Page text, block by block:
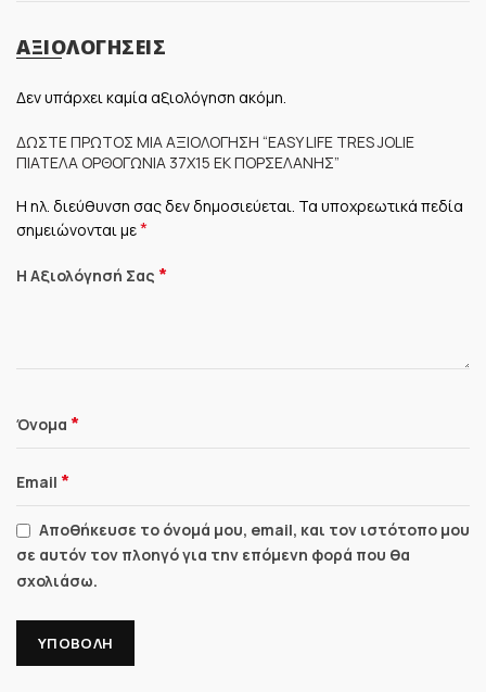
ΑΞΙΟΛΟΓΉΣΕΙΣ
Δεν υπάρχει καμία αξιολόγηση ακόμη.
ΔΏΣΤΕ ΠΡΏΤΟΣ ΜΊΑ ΑΞΙΟΛΌΓΗΣΗ “EASY LIFE TRES JOLIE
ΠΙΑΤΈΛΑ ΟΡΘΟΓΏΝΙΑ 37Χ15 ΕΚ ΠΟΡΣΕΛΆΝΗΣ”
Η ηλ. διεύθυνση σας δεν δημοσιεύεται. Τα υποχρεωτικά πεδία
σημειώνονται με*
Η Αξιολόγησή Σας *
Όνομα *
Email *
Αποθήκευσε το όνομά μου, email, και τον ιστότοπο μου
σε αυτόν τον πλοηγό για την επόμενη φορά που θα
σχολιάσω.